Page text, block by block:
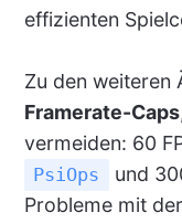
effizienten
Zu den weiteren
Framerate-Caps
vermeiden: 60
PsiOps und
Probleme mit